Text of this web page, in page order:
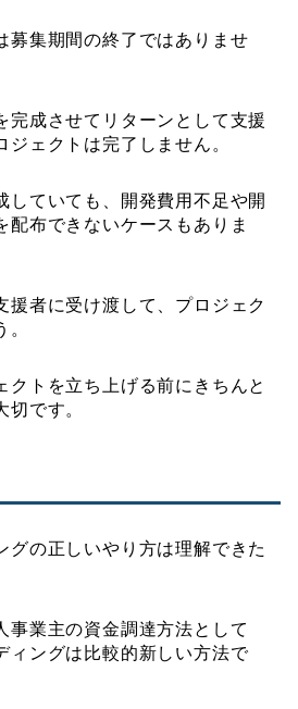
募集期間の終了ではありませ
完成させてリターンとして支援
ェクトは完了しません。
していても、開発費用不足や開
配布できないケースもありま
援者に受け渡して、プロジェク
。
クトを立ち上げる前にきちんと
です。
グの正しいやり方は理解できた
事業主の資金調達方法として
ィングは比較的新しい方法で